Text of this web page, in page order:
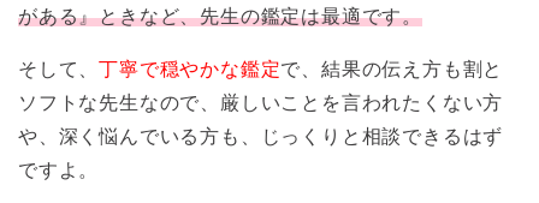
がある』ときなど、先生の鑑定は最適です。
そして、丁寧で穏やかな鑑定で、結果の伝え方も割と
ソフトな先生なので、厳しいことを言われたくない方
や、深く悩んでいる方も、じっくりと相談できるはず
ですよ。